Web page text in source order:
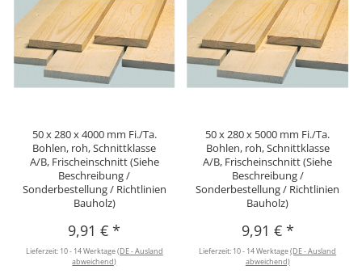
50 x 280 x 4000 mm Fi./Ta.
Bohlen, roh, Schnittklasse
A/B, Frischeinschnitt (Siehe
Beschreibung /
Sonderbestellung / Richtlinien
Bauholz)
9,91 €*
Lieferzeit: 10 - 14 Werktage(DE - Ausland
abweichend)
50 x 280 x 5000 mm Fi./Ta.
Bohlen, roh, Schnittklasse
A/B, Frischeinschnitt (Siehe
Beschreibung /
Sonderbestellung / Richtlinien
Bauholz)
9,91 € *
Lieferzeit: 10 - 14 Werktage(DE - Ausland
abweichend)